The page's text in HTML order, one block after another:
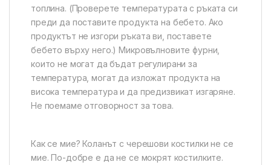
топлина. (Проверете температурата с ръката си
преди да поставите продукта на бебето. Ако
продуктът не изгори ръката ви, поставете
бебето върху него.) Микровълновите фурни,
които не могат да бъдат регулирани за
температура, могат да изложат продукта на
висока температура и да предизвикат изгаряне.
Не поемаме отговорност за това.
Как се мие? Коланът с черешови костилки не се
мие. По-добре е да не се мокрят костилките.